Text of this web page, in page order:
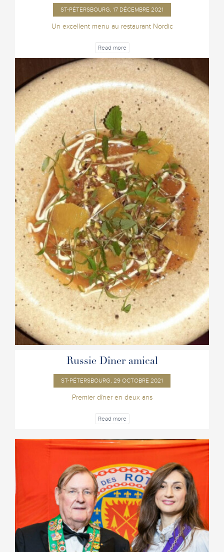
ST-PÉTERSBOURG, 17 DÉCEMBRE 2021
Un excellent menu au restaurant Nordic
Read more
Russie Dîner amical
ST-PÉTERSBOURG, 29 OCTOBRE 2021
Premier dîner en deux ans
Read more